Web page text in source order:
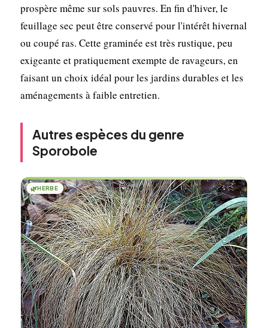
prospère même sur sols pauvres. En fin d'hiver, le
feuillage sec peut être conservé pour l'intérêt hivernal
ou coupé ras. Cette graminée est très rustique, peu
exigeante et pratiquement exempte de ravageurs, en
faisant un choix idéal pour les jardins durables et les
aménagements à faible entretien.
Autres espèces du genre
Sporobole
🌿HERBE